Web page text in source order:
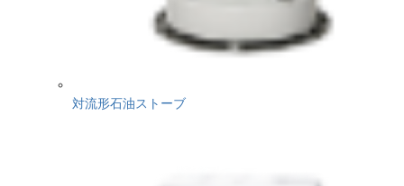
対流形石油ストーブ